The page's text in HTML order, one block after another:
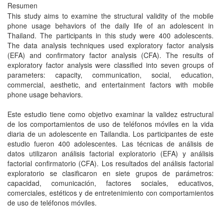
Resumen
This study aims to examine the structural validity of the mobile
phone usage behaviors of the daily life of an adolescent in
Thailand. The participants in this study were 400 adolescents.
The data analysis techniques used exploratory factor analysis
(EFA) and confirmatory factor analysis (CFA). The results of
exploratory factor analysis were classified into seven groups of
parameters: capacity, communication, social, education,
commercial, aesthetic, and entertainment factors with mobile
phone usage behaviors.
Este estudio tiene como objetivo examinar la validez estructural
de los comportamientos de uso de teléfonos móviles en la vida
diaria de un adolescente en Tailandia. Los participantes de este
estudio fueron 400 adolescentes. Las técnicas de análisis de
datos utilizaron análisis factorial exploratorio (EFA) y análisis
factorial confirmatorio (CFA). Los resultados del análisis factorial
exploratorio se clasificaron en siete grupos de parámetros:
capacidad, comunicación, factores sociales, educativos,
comerciales, estéticos y de entretenimiento con comportamientos
de uso de teléfonos móviles.